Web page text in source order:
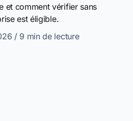
et comment vérifier sans
est éligible.
/ 9 min de lecture